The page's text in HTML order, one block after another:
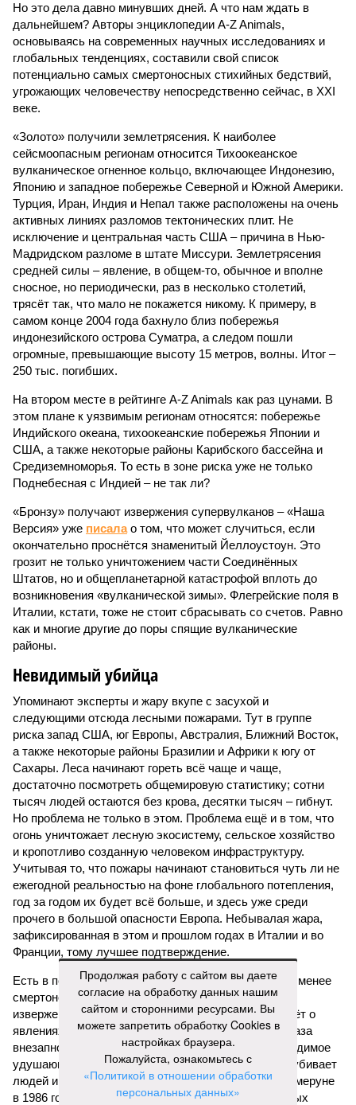
Но это дела давно минувших дней. А что нам ждать в
дальнейшем? Авторы энциклопедии A-Z Animals,
основываясь на современных научных исследованиях и
глобальных тенденциях, составили свой список
потенциально самых смертоносных стихийных бедствий,
угрожающих человечеству непосредственно сейчас, в XXI
веке.
«Золото» получили землетрясения. К наиболее
сейсмоопасным регионам относится Тихоокеанское
вулканическое огненное кольцо, включающее Индонезию,
Японию и западное побережье Северной и Южной Америки.
Турция, Иран, Индия и Непал также расположены на очень
активных линиях разломов тектонических плит. Не
исключение и центральная часть США – причина в Нью-
Мадридском разломе в штате Миссури. Землетрясения
средней силы – явление, в общем-то, обычное и вполне
сносное, но периодически, раз в несколько столетий,
трясёт так, что мало не покажется никому. К примеру, в
самом конце 2004 года бахнуло близ побережья
индонезийского острова Суматра, а следом пошли
огромные, превышающие высоту 15 метров, волны. Итог –
250 тыс. погибших.
На втором месте в рейтинге A-Z Animals как раз цунами. В
этом плане к уязвимым регионам относятся: побережье
Индийского океана, тихо­океанские побережья Японии и
США, а также некоторые районы Карибского бассейна и
Средиземноморья. То есть в зоне риска уже не только
Поднебесная с Индией – не так ли?
«Бронзу» получают извержения супервулканов – «Наша
Версия» уже писалао том, что может случиться, если
окончательно проснётся знаменитый Йеллоустоун. Это
грозит не только уничтожением части Соединённых
Штатов, но и общепланетарной катастрофой вплоть до
возникновения «вулканической зимы». Флегрейские поля в
Италии, кстати, тоже не стоит сбрасывать со счетов. Равно
как и многие другие до поры спящие вулканические
районы.
Невидимый убийца
Упоминают эксперты и жару вкупе с засухой и
следующими отсюда лесными пожарами. Тут в группе
риска запад США, юг Европы, Австралия, Ближний Восток,
а также некоторые районы Бразилии и Африки к югу от
Сахары. Леса начинают гореть всё чаще и чаще,
достаточно посмотреть общемировую статистику; сотни
тысяч людей остаются без крова, десятки тысяч – гибнут.
Но проблема не только в этом. Проблема ещё и в том, что
огонь уничтожает лесную экосистему, сельское хозяйство
и кропотливо созданную человеком инфраструктуру.
Учитывая то, что пожары начинают становиться чуть ли не
ежегодной реальностью на фоне глобального потепления,
год за годом их будет всё больше, и здесь уже среди
прочего в большой опасности Европа. Небывалая жара,
зафиксированная в этом и прошлом годах в Италии и во
Франции, тому лучшее подтверждение.
Есть в перечне A-Z Animals и экзотика, впрочем, не менее
смертоносная. Это, в частности, «лимнические
извержения», о которых мало кто слышал. Речь идёт о
явлениях, когда большое количество углекислого газа
внезапно вырывается из глубин озёр, образуя невидимое
удушающее газовое облако, которое безжалостно убивает
людей и животных. Катастрофа на озере Ньос в Камеруне
в 1986 году остаётся одним из наиболее чудовищных
Продолжая работу с сайтом вы даете
согласие на обработку данных нашим
сайтом и сторонними ресурсами. Вы
можете запретить обработку Cookies в
настройках браузера.
Пожалуйста, ознакомьтесь с
«Политикой в отношении обработки
персональных данных»